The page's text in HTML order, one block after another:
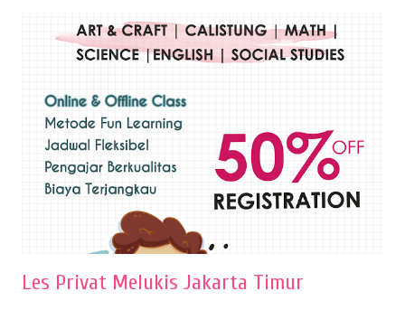
menggunakan bahan dasar cat air, cat akrilik, atau cat minyak dengan
sapuan warna cat yang tebal. Dengan memberikan sapuan warna
pelukis untuk menghasilkan lukisan yang mempesona dan tentunya
bernilai tinggi. Ciri teknik plakat Ciri-ciri teknik plakat, yaitu: Sapuan
warna yang kental dan tebal. Hasil lukisan menutupi seluruh bagian
medianya Mem...
Les Privat Melukis Jakarta Timur